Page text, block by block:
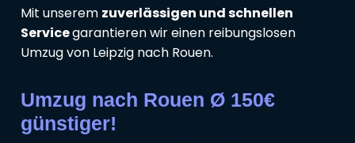
Mit unserem zuverlässigen und schnellen
Servicegarantieren wir einen reibungslosen
Umzug von Leipzig nach Rouen.
Umzug nach Rouen Ø 150€
günstiger!